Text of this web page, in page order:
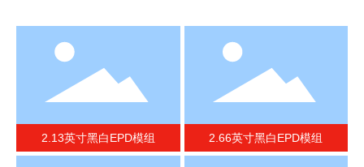
联系我们
2.13英寸黑白EPD模组 2.66英寸黑白EPD模组